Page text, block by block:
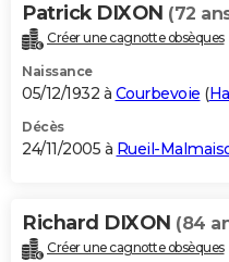
Patrick DIXON (72
Créer une cagnotte obsèques
Naissance
05/12/1932 à Courbevoie (
Décès
24/11/2005 à Rueil-
Richard DIXON (84
Créer une cagnotte obsèques